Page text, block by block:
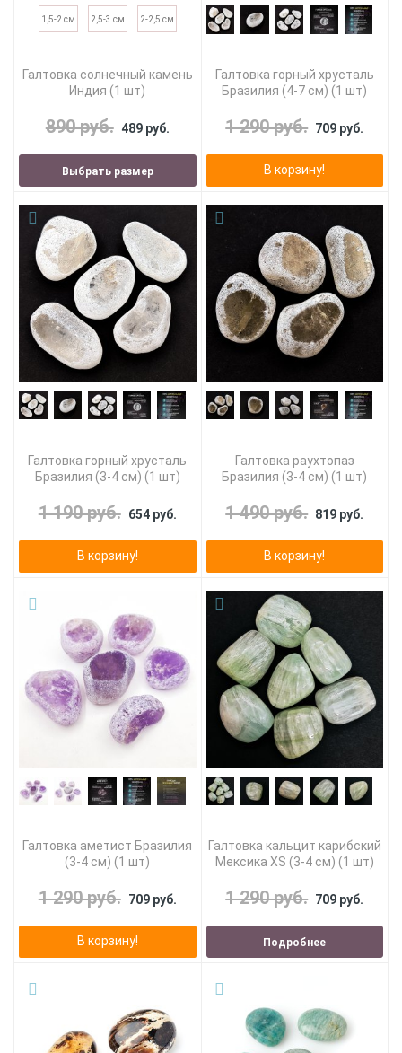
1,5-2 см 2,5-3 см 2-2,5 см
Галтовка солнечный камень
Индия (1 шт)
890 руб. 489 руб.
Выбрать размер
Галтовка горный хрусталь
Бразилия (4-7 см) (1 шт)
1 290 руб. 709 руб.
В корзину!
Галтовка горный хрусталь
Бразилия (3-4 см) (1 шт)
1 190 руб. 654 руб.
В корзину!
Галтовка раухтопаз
Бразилия (3-4 см) (1 шт)
1 490 руб. 819 руб.
В корзину!
Галтовка аметист Бразилия
(3-4 см) (1 шт)
1 290 руб. 709 руб.
В корзину!
Галтовка кальцит карибский
Мексика XS (3-4 см) (1 шт)
1 290 руб. 709 руб.
Подробнее